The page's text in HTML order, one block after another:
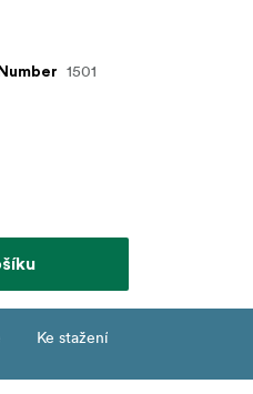
1501
Ke stažení